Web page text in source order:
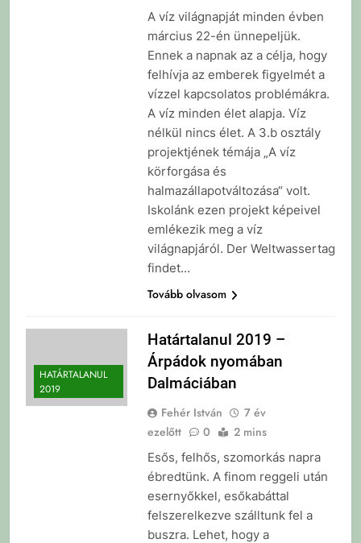
A víz világnapját minden évben
március 22-én ünnepeljük.
Ennek a napnak az a célja, hogy
felhívja az emberek figyelmét a
vízzel kapcsolatos problémákra.
A víz minden élet alapja. Víz
nélkül nincs élet. A 3.b osztály
projektjének témája „A víz
körforgása és
halmazállapotváltozása“ volt.
Iskolánk ezen projekt képeivel
emlékezik meg a víz
világnapjáról. Der Weltwassertag
findet…
Tovább olvasom
HATÁRTALANUL
2019
Határtalanul 2019 –
Árpádok nyomában
Dalmáciában
Fehér István
7 év
ezelőtt
0 2 mins
Esős, felhős, szomorkás napra
ébredtünk. A finom reggeli után
esernyőkkel, esőkabáttal
felszerelkezve szálltunk fel a
buszra. Lehet, hogy a